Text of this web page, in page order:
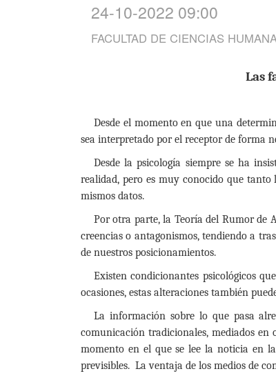
24-10-2022 09:00
FACULTAD DE CIENCIAS
Las
Desde el momento en que una
sea interpretado por el receptor de forma
Desde la psicología siempre se ha
realidad, pero es muy conocido que
mismos datos.
Por otra parte, la Teoría del Rumor de
creencias o antagonismos, tendiendo a
de nuestros posicionamientos.
Existen condicionantes psicológicos
ocasiones, estas alteraciones también
La información sobre lo que pasa
comunicación tradicionales, mediados en
momento en el que se lee la noticia en
previsibles. La ventaja de los medios de